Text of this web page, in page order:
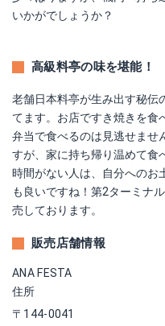
いかがでしょうか？
高級料亭の味を堪能！
老舗日本料亭が生み出す秘伝
てます。お店ですき焼きを食
弁当で食べるのは見逃せませ
すが、家に持ち帰り温めて食
時間がない人は、自分へのお
も良いですね！第2ターミナ
売しております。
販売店舗情報
ANA FESTA
住所
〒144-0041